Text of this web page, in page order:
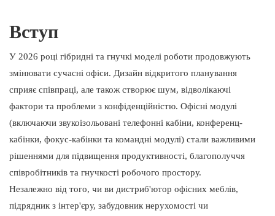
5. СнепКаб
6. Тиша
7. Розумний офіс Mikomax
8. Персі Бутс
9.BUSYPOD
10. YOUSEN
Вступ
У 2026 році гібридні та гнучкі моделі роботи продовжують
змінювати сучасні офіси. Дизайн відкритого планування
сприяє співпраці, але також створює шум, відволікаючі
фактори та проблеми з конфіденційністю. Офісні модулі
(включаючи звукоізольовані телефонні кабіни, конференц-
кабінки, фокус-кабінки та командні модулі) стали важливими
рішеннями для підвищення продуктивності, благополуччя
співробітників та гнучкості робочого простору.
Незалежно від того, чи ви дистриб'ютор офісних меблів,
підрядник з інтер'єру, забудовник нерухомості чи